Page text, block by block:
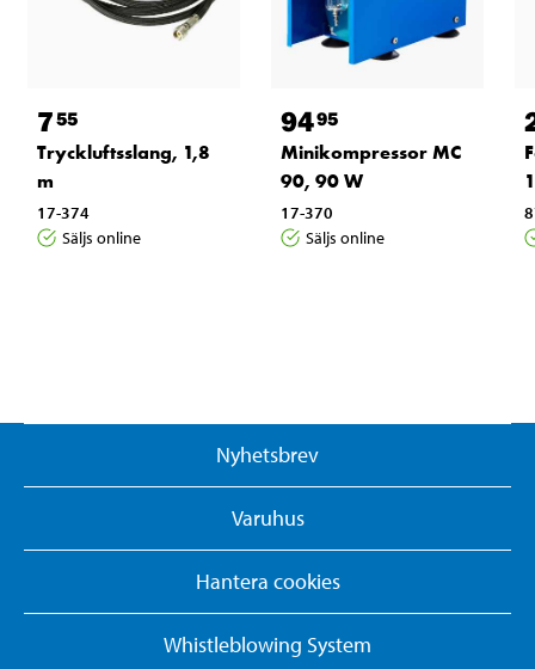
755
Tryckluftsslang, 1,8
m
17-374
Säljs online
9495
Minikompressor MC
90, 90 W
17-370
Säljs online
Nyhetsbrev
Varuhus
Hantera cookies
Whistleblowing System